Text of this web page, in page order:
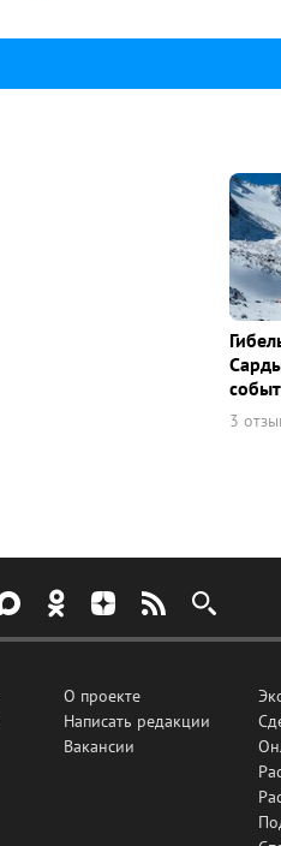
3
О проекте
Написать редакции
Вакансии